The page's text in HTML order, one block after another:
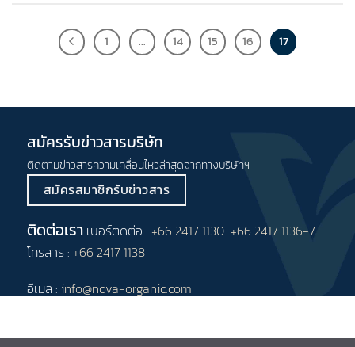
1 … 14 15 16 17
สมัครรับข่าวสารบริษัท
ติดตามข่าวสารความเคลื่อนไหวล่าสุดจากทางบริษัทฯ
สมัครสมาชิกรับข่าวสาร
ติดต่อเรา เบอร์ติดต่อ : +66 2417 1130 +66 2417 1136-7
โทรสาร : +66 2417 1138
อีเมล : info@nova-organic.com